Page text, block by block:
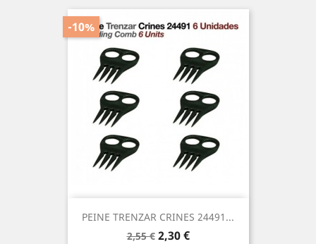
PEINE TRENZAR CRINES 24491...
Precio
2,55 €
-10%
Precio
2,30 €